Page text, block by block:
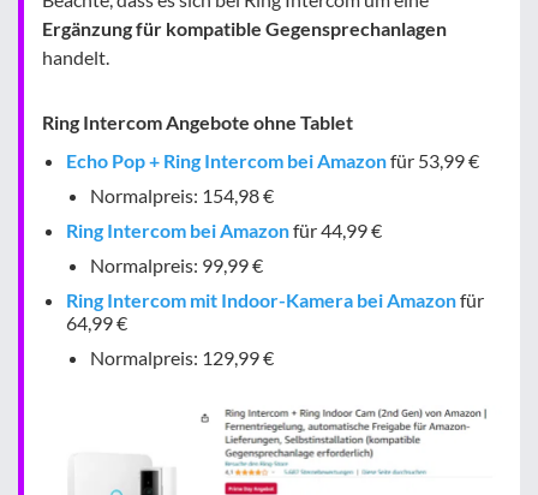
Ergänzung für kompatible Gegensprechanlagen
handelt.
Ring Intercom Angebote ohne Tablet
Echo Pop + Ring Intercom bei Amazonfür 53,99 €
Normalpreis: 154,98 €
Ring Intercom bei Amazonfür 44,99 €
Normalpreis: 99,99 €
Ring Intercom mit Indoor-Kamera bei Amazonfür
64,99 €
Normalpreis: 129,99 €